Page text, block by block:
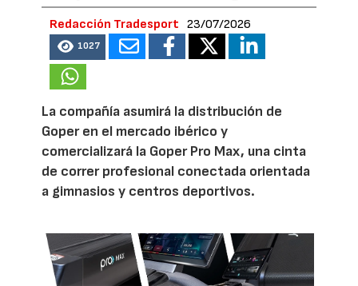
Redacción Tradesport 23/07/2026
1027
La compañía asumirá la distribución de
Goper en el mercado ibérico y
comercializará la Goper Pro Max, una cinta
de correr profesional conectada orientada
a gimnasios y centros deportivos.